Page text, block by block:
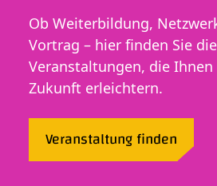
Ob Weiterbildung,
Vortrag – hier finden Sie die
Veranstaltungen, die
Zukunft erleichtern.
Veranstaltung finden